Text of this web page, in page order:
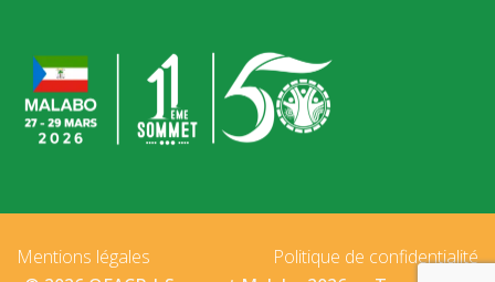
Mentions légales
Politique de confidentialité